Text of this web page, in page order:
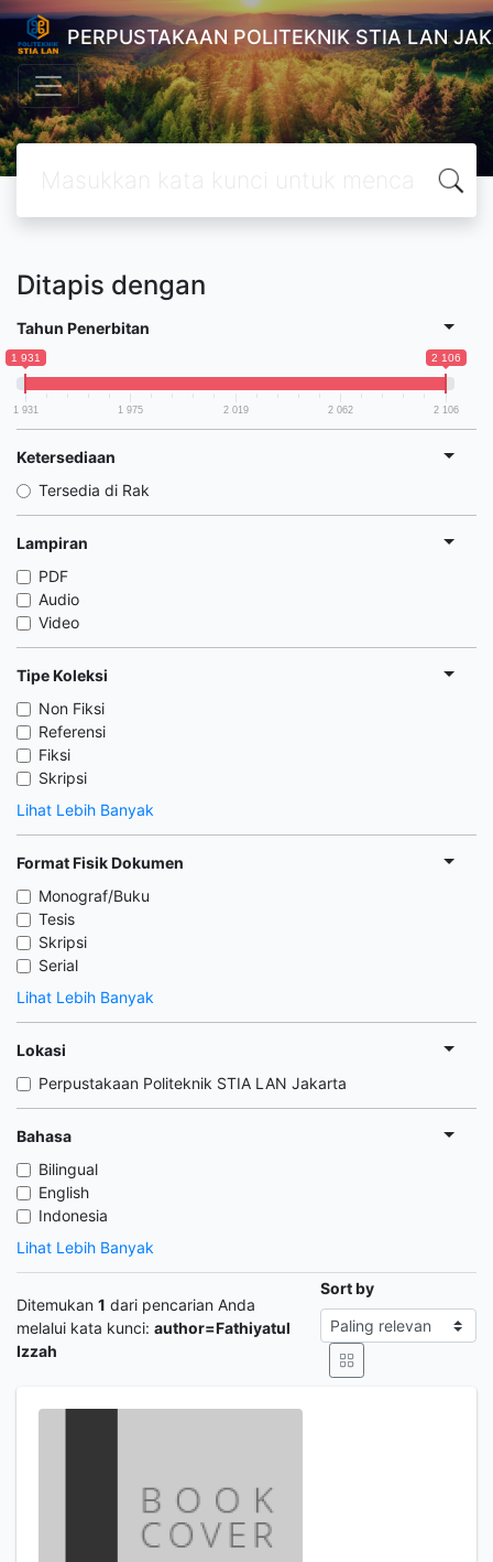
PERPUSTAKAAN POLITEKNIK STIA LAN
Ditapis dengan
Tahun Penerbitan
1 931 2 106
1 931 1 975 2 019 2 062 2 106
Ketersediaan
Tersedia di Rak
Lampiran
PDF
Audio
Video
Tipe Koleksi
Non Fiksi
Referensi
Fiksi
Skripsi
Lihat Lebih Banyak
Format Fisik Dokumen
Monograf/Buku
Tesis
Skripsi
Serial
Lihat Lebih Banyak
Lokasi
Perpustakaan Politeknik STIA LAN Jakarta
Bahasa
Bilingual
English
Indonesia
Lihat Lebih Banyak
Ditemukan 1 dari pencarian Anda
melalui kata kunci: author=Fathiyatul
Izzah
Sort by